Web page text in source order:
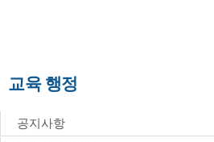
교육 행정
공지사항